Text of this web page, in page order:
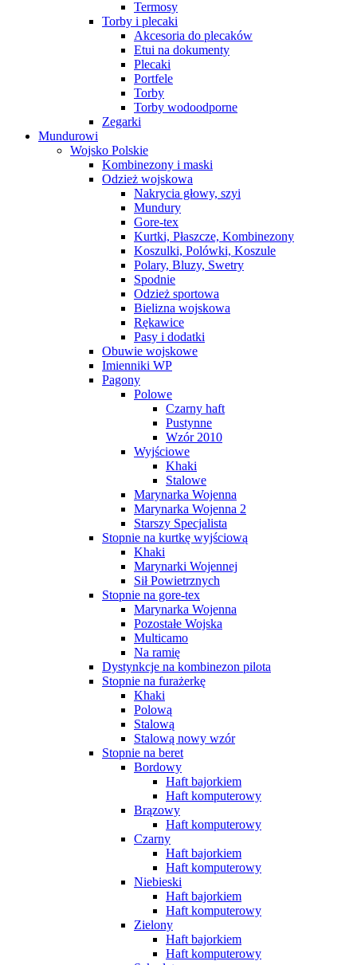
Termosy
Torby i plecaki
Akcesoria do plecaków
Etui na dokumenty
Plecaki
Portfele
Torby
Torby wodoodporne
Zegarki
Mundurowi
Wojsko Polskie
Kombinezony i maski
Odzież wojskowa
Nakrycia głowy, szyi
Mundury
Gore-tex
Kurtki, Płaszcze, Kombinezony
Koszulki, Polówki, Koszule
Polary, Bluzy, Swetry
Spodnie
Odzież sportowa
Bielizna wojskowa
Rękawice
Pasy i dodatki
Obuwie wojskowe
Imienniki WP
Pagony
Polowe
Czarny haft
Pustynne
Wzór 2010
Wyjściowe
Khaki
Stalowe
Marynarka Wojenna
Marynarka Wojenna 2
Starszy Specjalista
Stopnie na kurtkę wyjściową
Khaki
Marynarki Wojennej
Sił Powietrznych
Stopnie na gore-tex
Marynarka Wojenna
Pozostałe Wojska
Multicamo
Na ramię
Dystynkcje na kombinezon pilota
Stopnie na furażerkę
Khaki
Polową
Stalową
Stalową nowy wzór
Stopnie na beret
Bordowy
Haft bajorkiem
Haft komputerowy
Brązowy
Haft komputerowy
Czarny
Haft bajorkiem
Haft komputerowy
Niebieski
Haft bajorkiem
Haft komputerowy
Zielony
Haft bajorkiem
Haft komputerowy